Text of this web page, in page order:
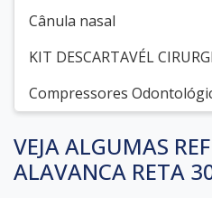
Cânula nasal
KIT DESCARTAVÉL
Compressores
VEJA ALGUMAS
ALAVANCA RETA